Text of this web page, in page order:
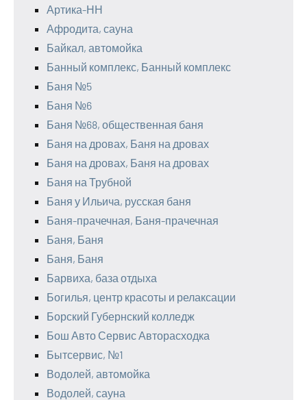
Артика-НН
Афродита, сауна
Байкал, автомойка
Банный комплекс, Банный комплекс
Баня №5
Баня №6
Баня №68, общественная баня
Баня на дровах, Баня на дровах
Баня на дровах, Баня на дровах
Баня на Трубной
Баня у Ильича, русская баня
Баня-прачечная, Баня-прачечная
Баня, Баня
Баня, Баня
Барвиха, база отдыха
Богилья, центр красоты и релаксации
Борский Губернский колледж
Бош Авто Сервис Авторасходка
Бытсервис, №1
Водолей, автомойка
Водолей, сауна